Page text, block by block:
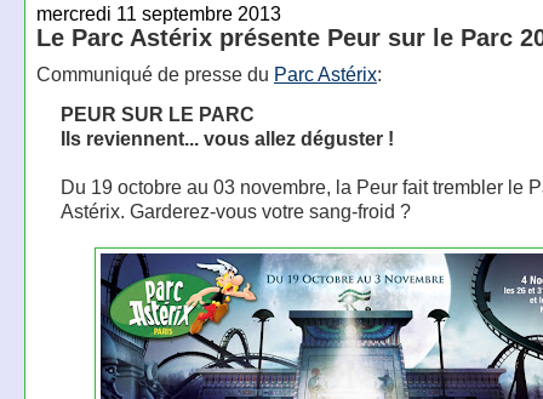
mercredi 11 septembre 2013
Le Parc Astérix présente Peur sur le Parc
Communiqué de presse du Parc Astérix:
PEUR SUR LE PARC
Ils reviennent... vous allez déguster !
Du 19 octobre au 03 novembre, la Peur fait trembler le
Astérix. Garderez-vous votre sang-froid ?